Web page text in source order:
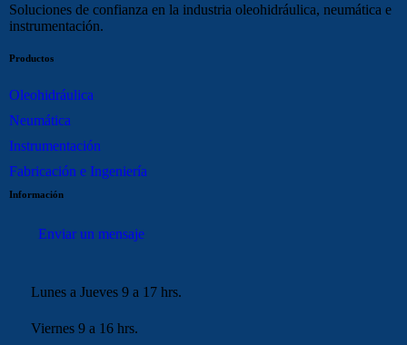
Soluciones de confianza en la industria oleohidráulica, neumática e
instrumentación.
Productos
Oleohidráulica
Neumática
Instrumentación
Fabricación e Ingeniería
Información
Enviar un mensaje
Lunes a Jueves 9 a 17 hrs.
Viernes 9 a 16 hrs.